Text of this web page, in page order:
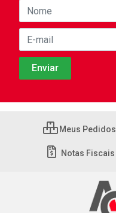
Meus Pedidos
Notas Fiscais